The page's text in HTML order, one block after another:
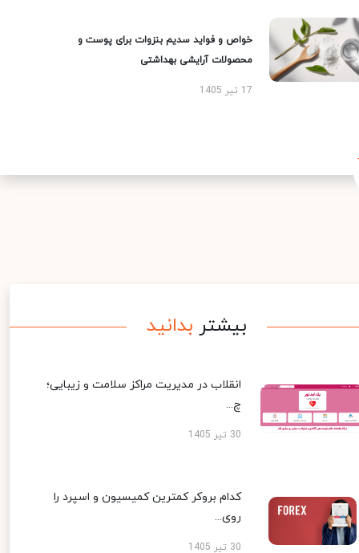
خواص و فواید سدیم بنزوات برای پوست و
محصولات آرایشی بهداشتی
17 تیر 1405
بیشتر بدانید
انقلاب در مدیریت مراکز سلامت و زیبایی؛
چ...
30 تیر 1405
کدام بروکر کمترین کمیسیون و اسپرد را
روی...
30 تیر 1405